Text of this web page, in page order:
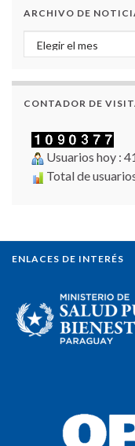
ARCHIVO DE
Archivo de Noticias
CONTADOR DE
Usuarios hoy :
Total de
ENLACES DE INTERÉS